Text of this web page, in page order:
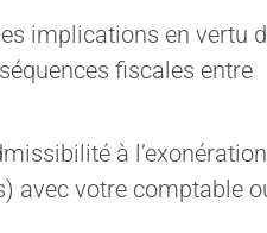
implications en vertu
fiscales entre
à l’exonération
avec votre comptable
Contactez-nous
Demande de consultation